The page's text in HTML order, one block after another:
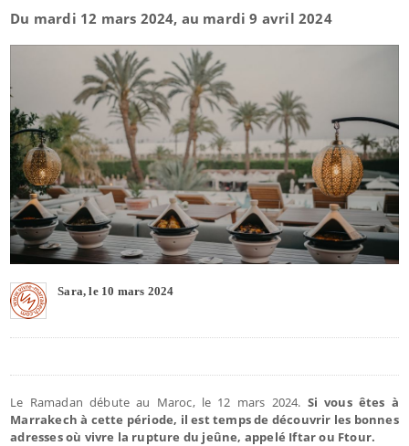
Du mardi 12 mars 2024, au mardi 9 avril 2024
Sara, le 10 mars 2024
Le Ramadan débute au Maroc, le 12 mars 2024. Si vous êtes à
Marrakech à cette période, il est temps de découvrir les bonnes
adresses où vivre la rupture du jeûne, appelé Iftar ou Ftour.